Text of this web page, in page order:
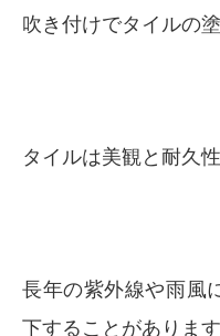
吹き付けでタイルの
タイルは美観と耐久
長年の紫外線や雨風
下することがあります